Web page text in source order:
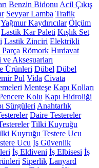
Benzin Bidonu Acil Çıkış
Seyyar Lamba Trafik
Yağmur Kaydırıcılar Ölçüm
Lastik Kar Paleti Kışlık Set
Lastik Zinciri Elektrikli
Römork Hırdavat
Aksesuarları
Ürünleri Dübel Dübel
Pul Vida Civata
Menteşe Kapı Kolları
Kolu Kapı Hidroliği
Sürgüleri Anahtarlık
Daire Testereler
Tilki Kuyruğu
Kuyruğu Testere Ucu
Ucu İş Güvenlik
İş Eldiveni İş Elbisesi İş
Siperlik Lanyard